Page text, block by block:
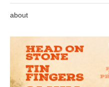
about